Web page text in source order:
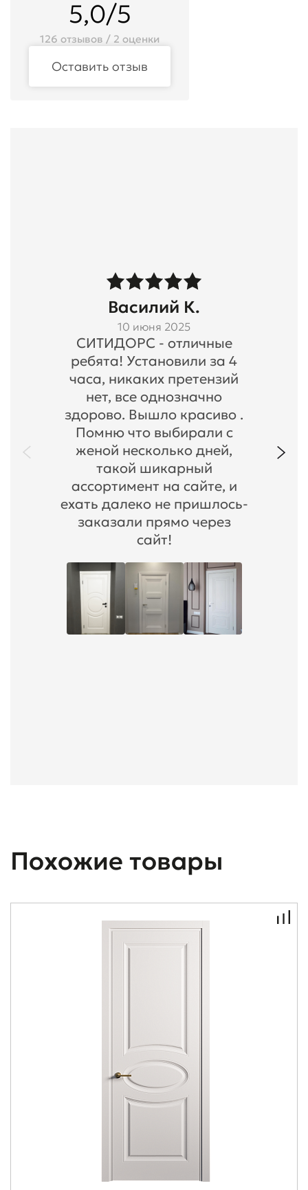
5,0/5
126 отзывов / 2 оценки
Оставить отзыв
Василий К.
10 июня 2025
СИТИДОРС - отличные
ребята! Установили за 4
часа, никаких претензий
нет, все однозначно
здорово. Вышло красиво .
Помню что выбирали с
женой несколько дней,
такой шикарный
ассортимент на сайте, и
ехать далеко не пришлось-
заказали прямо через
сайт!
Похожие товары